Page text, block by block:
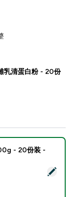
乳清蛋白粉 - 20份
- 500g - 20份装 -
- 20份装 -